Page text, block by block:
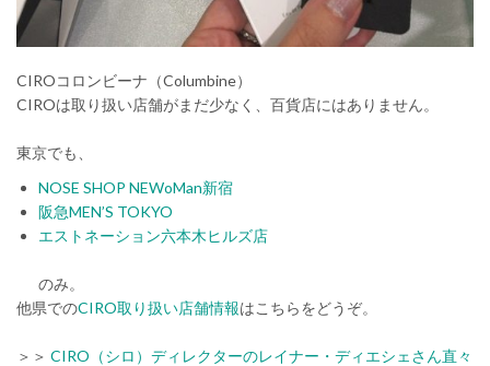
CIROコロンビーナ（Columbine）
CIROは取り扱い店舗がまだ少なく、百貨店にはありません。
東京でも、
NOSE SHOP NEWoMan新宿
阪急MEN’S TOKYO
エストネーション六本木ヒルズ店
のみ。
他県でのCIRO取り扱い店舗情報はこちらをどうぞ。
＞＞ CIRO（シロ）ディレクターのレイナー・ディエシェさん直々